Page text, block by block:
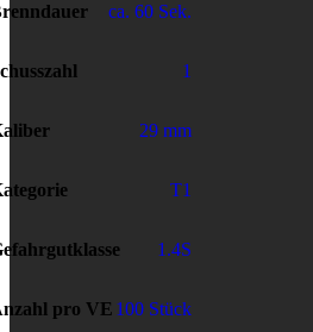
ca. 60 Sek.
1
29 mm
T1
1.4S
pro VE 100 Stück